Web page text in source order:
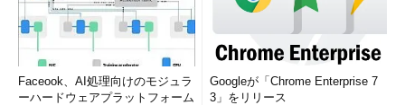
Faceook、AI処理向けのモジュラ
ーハードウェアプラットフォーム
Googleが「Chrome Enterprise 7
3」をリリース